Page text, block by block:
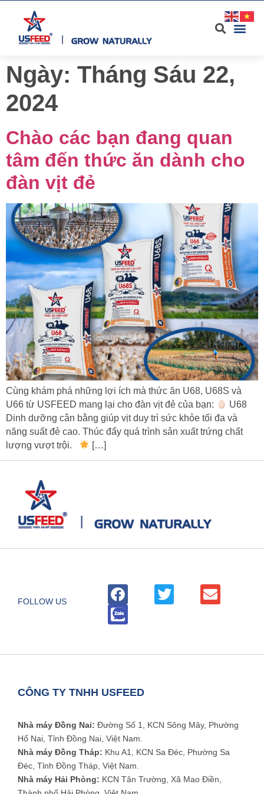
Ngày: Tháng Sáu 22,
2024
Chào các bạn đang quan
tâm đến thức ăn dành cho
đàn vịt đẻ
Cùng khám phá những lợi ích mà thức ăn U68, U68S và
U66 từ USFEED mang lại cho đàn vịt đẻ của bạn:
U68
Dinh dưỡng cân bằng giúp vịt duy trì sức khỏe tối đa và
năng suất đẻ cao. Thúc đẩy quá trình sản xuất trứng chất
lượng vượt trội.
[…]
FOLLOW US
CÔNG TY TNHH USFEED
Nhà máy Đồng Nai: Đường Số 1, KCN Sông Mây, Phường
Hố Nai, Tỉnh Đồng Nai, Việt Nam.
Nhà máy Đồng Tháp: Khu A1, KCN Sa Đéc, Phường Sa
Đéc, Tỉnh Đồng Tháp, Việt Nam.
Nhà máy Hải Phòng: KCN Tân Trường, Xã Mao Điền,